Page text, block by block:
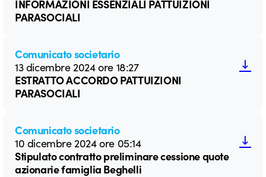
INFORMAZIONI ESSENZIALI PATTUIZIONI
PARASOCIALI
Comunicato societario
13 dicembre 2024 ore 18:27
ESTRATTO ACCORDO PATTUIZIONI
PARASOCIALI
Comunicato societario
10 dicembre 2024 ore 05:14
Stipulato contratto preliminare cessione quote
azionarie famiglia Beghelli